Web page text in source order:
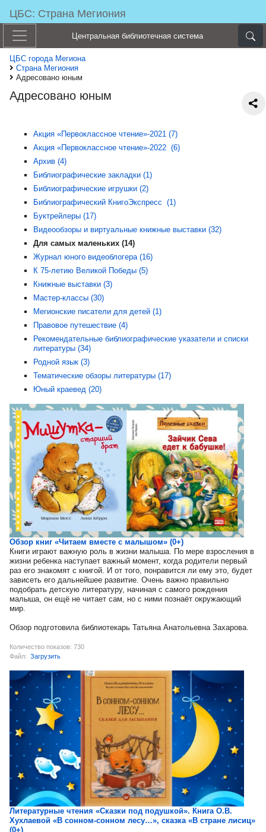
ЦБС: Страна Мегиония
Центральная библиотечная система
ЦБС города Мегиона
Страна Мегиония
Адресовано юным
Адресовано юным
Акция «Первоклассное чтение»-2021 (7)
Акция «Первоклассное чтение»-2022 (6)
Архив (4)
Библиографические закладки (1)
Библиографические игрушки (2)
Библиографический КнигоЭкспресс (1)
Буктрейлеры (17)
Видеообзоры и виртуальные книжные выставки (32)
Для самых маленьких (14)
Журнал юного видеоблогера (16)
К 75-летию Великой Победы (5)
Книжные выставки (3)
Мастер-классы (30)
Мегионские писатели для детей (1)
Правовое путешествие (4)
Рекомендательные библиографические указатели и списки
литературы (34)
Родной язык (3)
Тематические обзоры литературы (17)
Юный краевед (20)
Обзор книг «Читаем вместе с малышом» (0+)
Книги играют важную роль в жизни малыша. По мере взросления в
жизни ребенка наступает важный момент, когда родители первый
раз его знакомят с книгой. И от того, понравится ли ему это, будет
зависеть его дальнейшее развитие. Очень важно правильно
подобрать детскую литературу, начиная с самого рождения
малыша, он ещё не читает сам, но с ними познаёт окружающий
мир.
Обзор подготовила библиотекарь Татьяна Анатольевна Захарова.
Количество показов: 730
Файл: Загрузить
Литературные чтения «Сказки под подушкой». Книга О.В.
Хухлаевой «В сонном-сонном лесу…», сказка «В стране лисиц»
(0+)